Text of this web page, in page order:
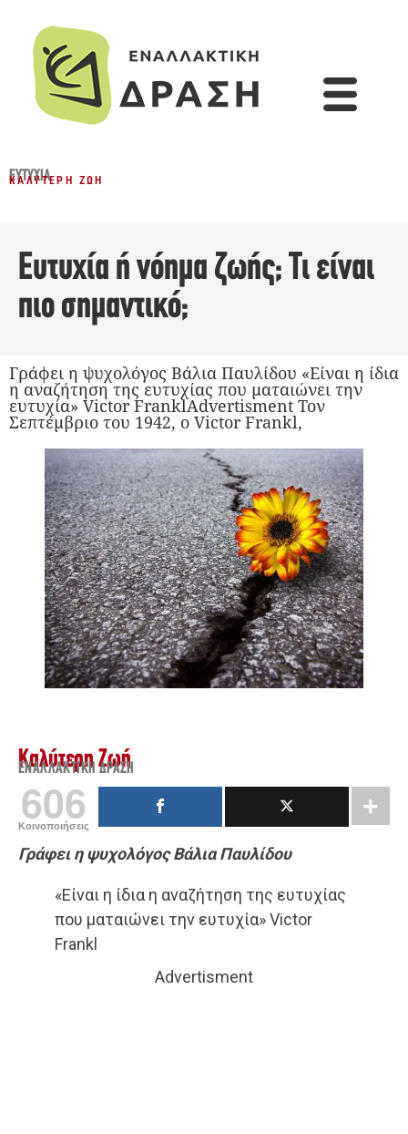
ΕΥΤΥΧΊΑ
ΚΑΛΎΤΕΡΗ ΖΩΉ
Ευτυχία ή νόημα ζωής; Τι είναι
πιο σημαντικό;
Γράφει η ψυχολόγος Βάλια Παυλίδου «Είναι η ίδια
η αναζήτηση της ευτυχίας που ματαιώνει την
ευτυχία» Victor FranklAdvertisment Τον
Σεπτέμβριο του 1942, ο Victor Frankl,
Καλύτερη Ζωή
ΕΝΑΛΛΑΚΤΙΚΉ ΔΡΆΣΗ
606
Κοινοποιήσεις
Γράφει η ψυχολόγος Βάλια Παυλίδου
«Είναι η ίδια η αναζήτηση της ευτυχίας
που ματαιώνει την ευτυχία» Victor
Frankl
Advertisment